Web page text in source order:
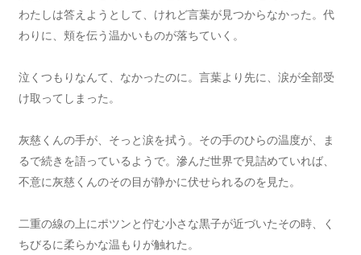
わたしは答えようとして、けれど言葉が見つからなかった。代
わりに、頬を伝う温かいものが落ちていく。
泣くつもりなんて、なかったのに。言葉より先に、涙が全部受
け取ってしまった。
灰慈くんの手が、そっと涙を拭う。その手のひらの温度が、ま
るで続きを語っているようで。滲んだ世界で見詰めていれば、
不意に灰慈くんのその目が静かに伏せられるのを見た。
二重の線の上にポツンと佇む小さな黒子が近づいたその時、く
ちびるに柔らかな温もりが触れた。